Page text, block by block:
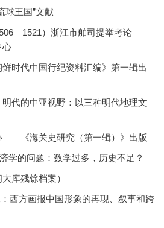
球王国”文献
）浙江市舶司提举考论——
心
时代中国行纪资料汇编》第一辑出
代的中亚视野：以三种明代地理文
——《海关史研究（第一辑）》出版
学的问题：数学过多，历史不足？
库残馀档案）
西方画报中国形象的再现、叙事和跨